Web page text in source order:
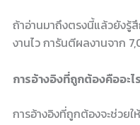
ถ้าอ่านมาถึงตรงนี้แล้วยัง
งานไว การันตีผลงานจาก
การอ้างอิงที่ถูกต้องคืออะไ
การอ้างอิงที่ถูกต้องจะช่วย